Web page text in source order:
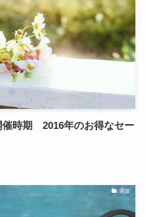
催時期 2016年のお得なセー
通販